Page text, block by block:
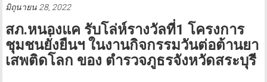
มิถุนายน 28, 2022
สภ.หนองแค รับโล่ห์รางวัลที่1 โครงการ
ชุมชนยั่งยืนฯ ในงานกิจกรรมวันต่อต้านยา
เสพติดโลก ของ ตำรวจภูธรจังหวัดสระบุรี